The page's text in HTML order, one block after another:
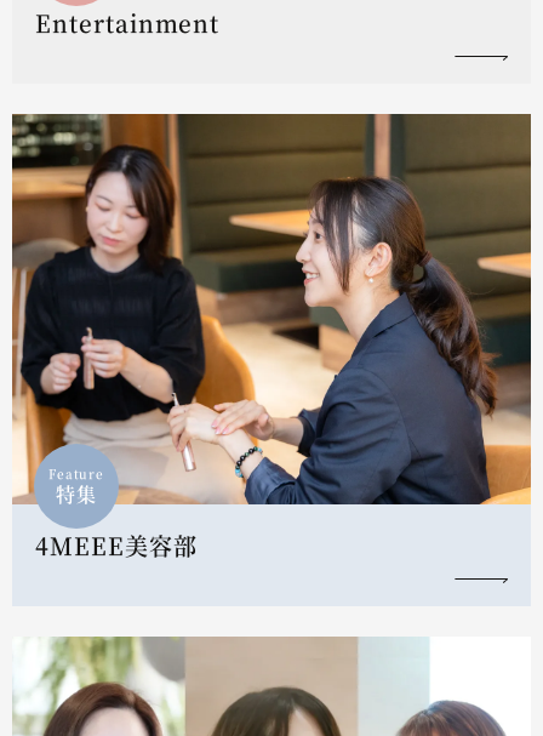
Entertainment
Feature
特集
4MEEE美容部